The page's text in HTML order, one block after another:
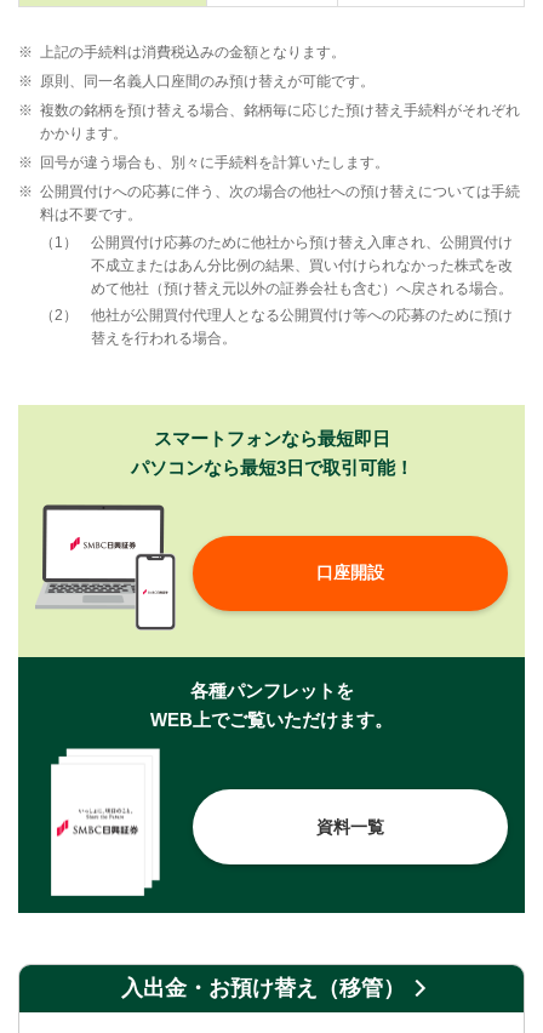
※ 上記の手続料は消費税込みの金額となります。
※ 原則、同一名義人口座間のみ預け替えが可能です。
※ 複数の銘柄を預け替える場合、銘柄毎に応じた預け替え手続料がそれぞれ
かかります。
※ 回号が違う場合も、別々に手続料を計算いたします。
※ 公開買付けへの応募に伴う、次の場合の他社への預け替えについては手続
料は不要です。
1
公開買付け応募のために他社から預け替え入庫され、公開買付け
不成立またはあん分比例の結果、買い付けられなかった株式を改
めて他社（預け替え元以外の証券会社も含む）へ戻される場合。
2
他社が公開買付代理人となる公開買付け等への応募のために預け
替えを行われる場合。
スマートフォンなら最短即日
パソコンなら最短3日で取引可能！
口座開設
各種パンフレットを
WEB上でご覧いただけます。
資料一覧
入出金・お預け替え（移管）